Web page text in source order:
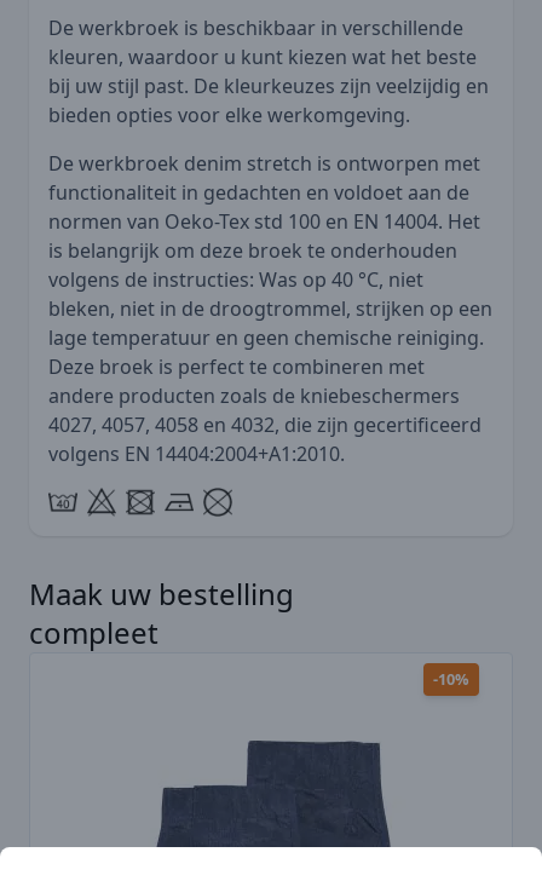
De werkbroek is beschikbaar in verschillende
kleuren, waardoor u kunt kiezen wat het beste
bij uw stijl past. De kleurkeuzes zijn veelzijdig en
bieden opties voor elke werkomgeving.
De werkbroek denim stretch is ontworpen met
functionaliteit in gedachten en voldoet aan de
normen van Oeko-Tex std 100 en EN 14004. Het
is belangrijk om deze broek te onderhouden
volgens de instructies: Was op 40 °C, niet
bleken, niet in de droogtrommel, strijken op een
lage temperatuur en geen chemische reiniging.
Deze broek is perfect te combineren met
andere producten zoals de kniebeschermers
4027, 4057, 4058 en 4032, die zijn gecertificeerd
volgens EN 14404:2004+A1:2010.
Druk hier om de carrousel over te slaan
Maak uw bestelling
compleet
-10%